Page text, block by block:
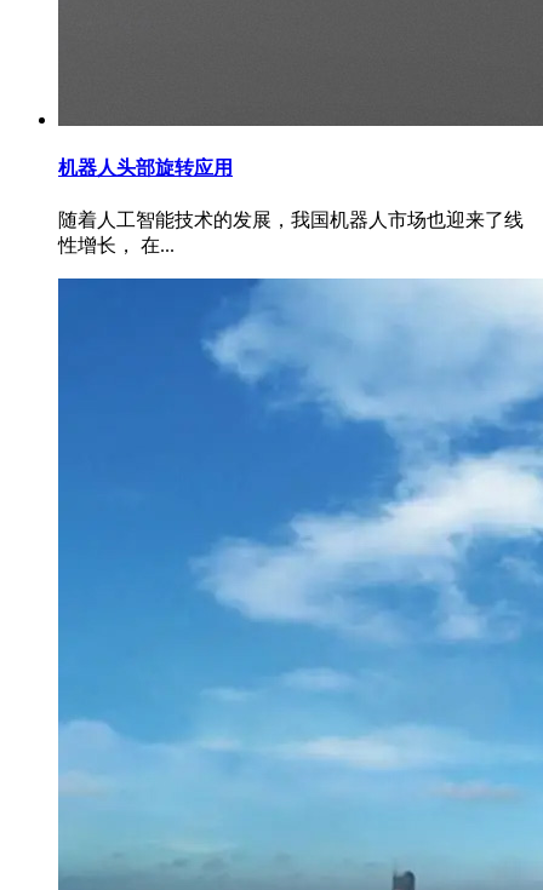
机器人头部旋转应用
随着人工智能技术的发展，我国机器人市场也迎来了线
性增长， 在...